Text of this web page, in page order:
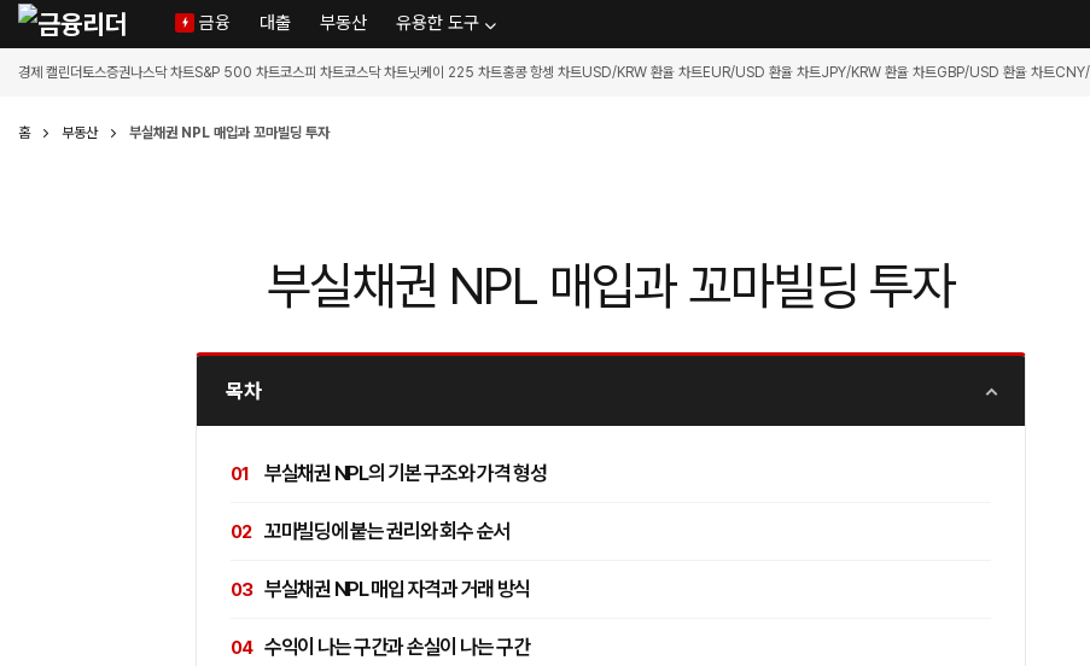
금융 대출 부동산 유용한 도구
경제 캘린더토스증권나스닥 차트S&P 500 차트코스피 차트코스닥 차트닛케이 225 차트홍콩 항셍 차트USD/KRW 환율 차트EUR/USD 환율 차트JPY/KRW 환율 차트GBP/USD 환율 차트CNY/
홈 부동산 부실채권 NPL 매입과 꼬마빌딩 투자
부실채권 NPL 매입과 꼬마빌딩 투자
목차
부실채권 NPL의 기본 구조와 가격 형성
꼬마빌딩에 붙는 권리와 회수 순서
부실채권 NPL 매입 자격과 거래 방식
수익이 나는 구간과 손실이 나는 구간